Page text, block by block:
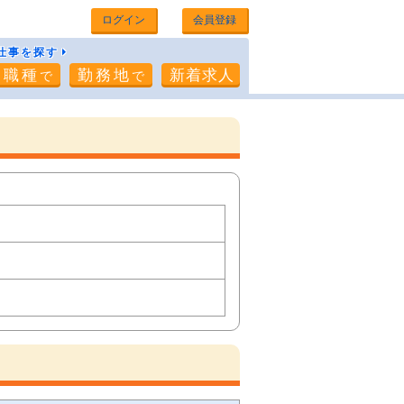
ログイン 会員登録
事を探す
職種 で 勤務地 で 新着求人